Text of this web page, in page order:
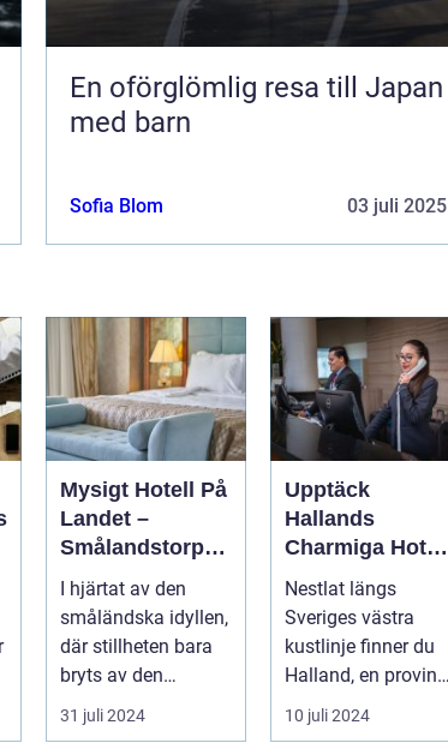
En oförglömlig resa till Japan
med barn
Sofia Blom 03 juli 2025
Mysigt Hotell På
Landet –
Smålandstorpet
s Enchanted
Retreat
I hjärtat av den
småländska idyllen,
där stillheten bara
bryts av den
harmonisk...
31 juli 2024
Upptäck
Hallands
Charmiga Hotell
och Boende
Nestlat längs
Sveriges västra
kustlinje finner du
Halland, en provins
vars landskap och
ku...
10 juli 2024